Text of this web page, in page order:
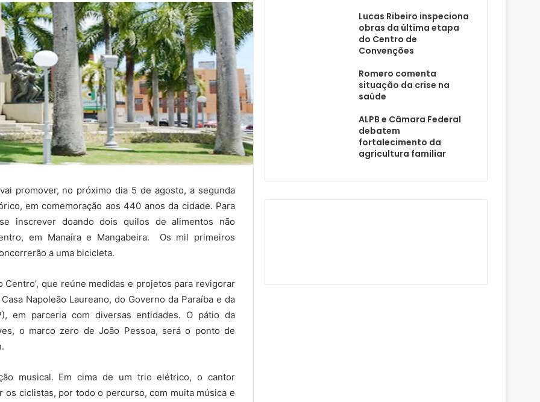
promover, no próximo dia 5 de agosto, a segunda
em comemoração aos 440 anos da cidade. Para
inscrever doando dois quilos de alimentos não
em Manaíra e Mangabeira. Os mil primeiros
a uma bicicleta.
Centro’, que reúne medidas e projetos para revigorar
Napoleão Laureano, do Governo da Paraíba e da
em parceria com diversas entidades. O pátio da
o marco zero de João Pessoa, será o ponto de
musical. Em cima de um trio elétrico, o cantor
ciclistas, por todo o percurso, com muita música e
Lucas Ribeiro inspeciona
obras da última etapa
do Centro de
Convenções
Romero comenta
situação da crise na
saúde
ALPB e Câmara Federal
debatem
fortalecimento da
agricultura familiar